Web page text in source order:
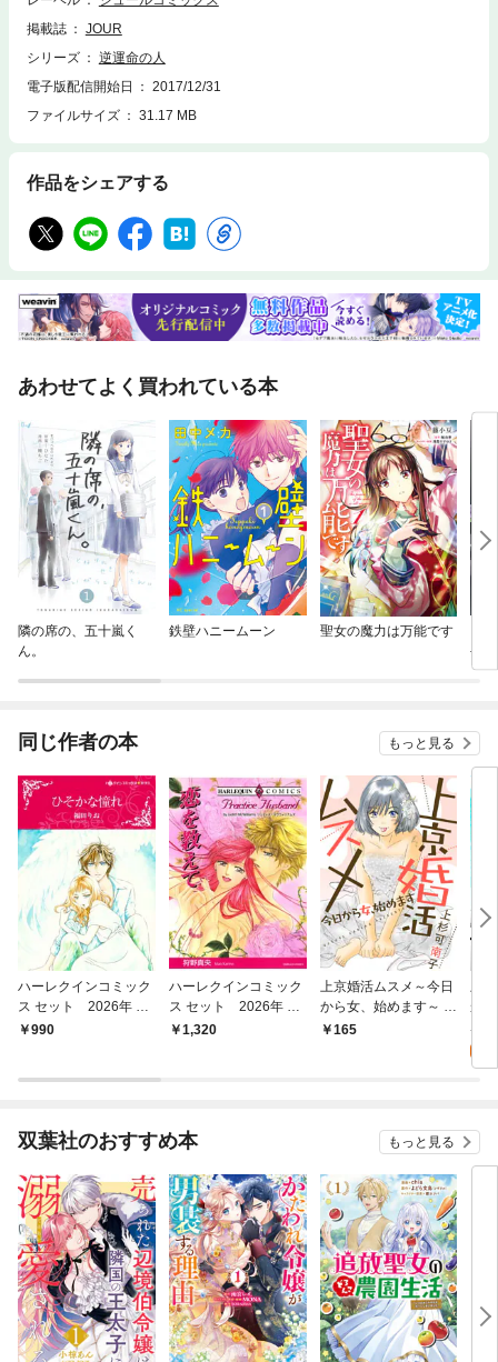
掲載誌
JOUR
シリーズ
逆運命の人
電子版配信開始日
2017/12/31
ファイルサイズ
31.17 MB
作品をシェアする
あわせてよく買われている本
隣の席の、五十嵐く
ん。
鉄壁ハニームーン 聖女の魔力は万能です
手帖
同じ作者の本 もっと見る
ハーレクインコミック
ス セット 2026年 vo
l.798
990
ハーレクインコミック
ス セット 2026年 vo
l.845
1,320
上京婚活ムスメ～今日
から女、始めます～ 分
冊版 1
165
上
か
双葉社のおすすめ本 もっと見る